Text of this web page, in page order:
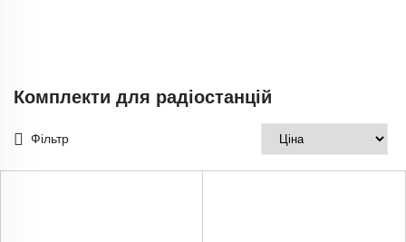
Комплекти для радіостанцій
Фільтр